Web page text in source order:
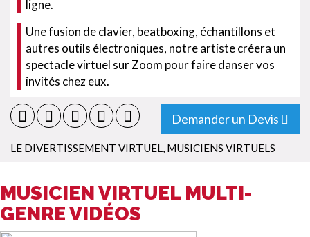
ligne.
Une fusion de clavier, beatboxing, échantillons et
autres outils électroniques, notre artiste créera un
spectacle virtuel sur Zoom pour faire danser vos
invités chez eux.
Demander un Devis
LE DIVERTISSEMENT VIRTUEL, MUSICIENS VIRTUELS
MUSICIEN VIRTUEL MULTI-
GENRE VIDÉOS